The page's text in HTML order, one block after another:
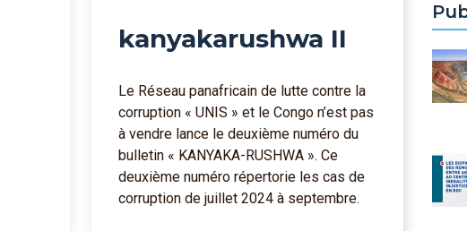
kanyakarushwa II
Le Réseau panafricain de lutte contre la
corruption « UNIS » et le Congo n’est pas
à vendre lance le deuxième numéro du
bulletin « KANYAKA-RUSHWA ». Ce
deuxième numéro répertorie les cas de
corruption de juillet 2024 à septembre.